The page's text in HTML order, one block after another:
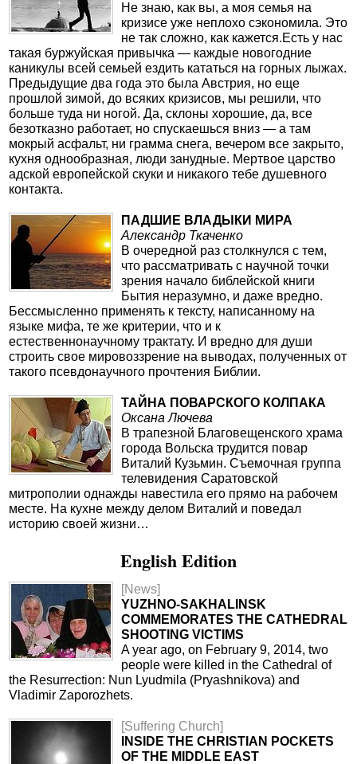
Не знаю, как вы, а моя семья на
кризисе уже неплохо сэкономила. Это
не так сложно, как кажется.Есть у нас
такая буржуйская привычка — каждые новогодние
каникулы всей семьей ездить кататься на горных лыжах.
Предыдущие два года это была Австрия, но еще
прошлой зимой, до всяких кризисов, мы решили, что
больше туда ни ногой. Да, склоны хорошие, да, все
безотказно работает, но спускаешься вниз — а там
мокрый асфальт, ни грамма снега, вечером все закрыто,
кухня однообразная, люди занудные. Мертвое царство
адской европейской скуки и никакого тебе душевного
контакта.
ПАДШИЕ ВЛАДЫКИ МИРА
Александр Ткаченко
В очередной раз столкнулся с тем,
что рассматривать с научной точки
зрения начало библейской книги
Бытия неразумно, и даже вредно.
Бессмысленно применять к тексту, написанному на
языке мифа, те же критерии, что и к
естественнонаучному трактату. И вредно для души
строить свое мировоззрение на выводах, полученных от
такого псевдонаучного прочтения Библии.
ТАЙНА ПОВАРСКОГО КОЛПАКА
Оксана Лючева
В трапезной Благовещенского храма
города Вольска трудится повар
Виталий Кузьмин. Съемочная группа
телевидения Саратовской
митрополии однажды навестила его прямо на рабочем
месте. На кухне между делом Виталий и поведал
историю своей жизни…
English Edition
[News]
YUZHNO-SAKHALINSK
COMMEMORATES THE CATHEDRAL
SHOOTING VICTIMS
A year ago, on February 9, 2014, two
people were killed in the Cathedral of
the Resurrection: Nun Lyudmila (Pryashnikova) and
Vladimir Zaporozhets.
[Suffering Church]
INSIDE THE CHRISTIAN POCKETS
OF THE MIDDLE EAST